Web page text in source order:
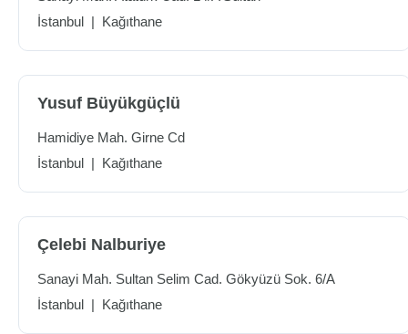
İstanbul | Kağıthane
Yusuf Büyükgüçlü
Hamidiye Mah. Girne Cd
İstanbul | Kağıthane
Çelebi Nalburiye
Sanayi Mah. Sultan Selim Cad. Gökyüzü Sok. 6/A
İstanbul | Kağıthane